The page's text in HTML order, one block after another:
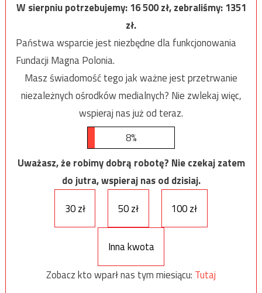
W sierpniu potrzebujemy:16 500zł, zebraliśmy:1351
zł.
Państwa wsparcie jest niezbędne dla funkcjonowania
Fundacji Magna Polonia.
Masz świadomość tego jak ważne jest przetrwanie
niezależnych ośrodków medialnych? Nie zwlekaj więc,
wspieraj nas już od teraz.
8%
Uważasz, że robimy dobrą robotę? Nie czekaj zatem
do jutra, wspieraj nas od dzisiaj.
30 zł
50 zł 100 zł
Inna kwota
Zobacz kto wparł nas tym miesiącu: Tutaj